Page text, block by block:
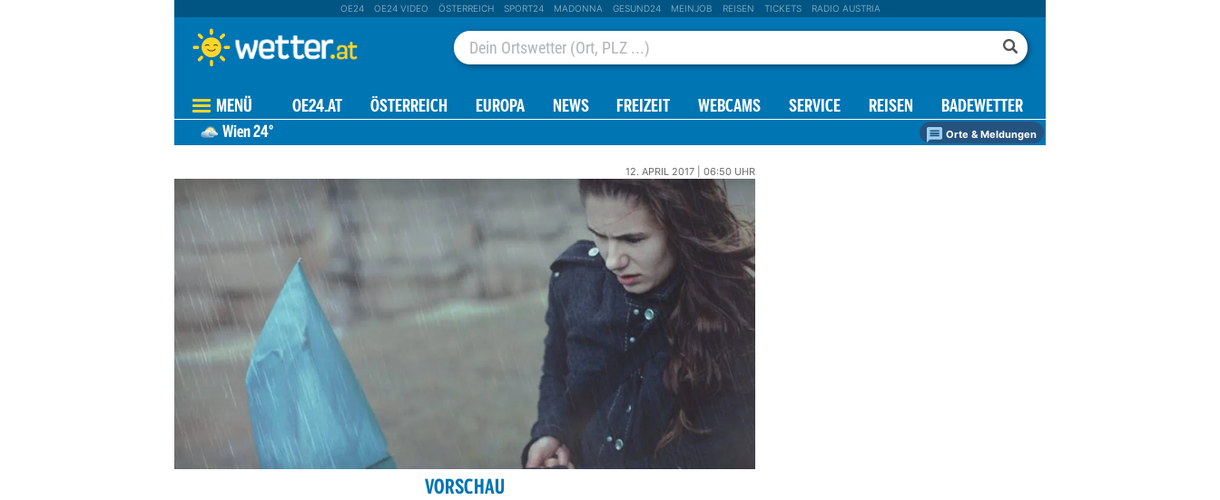
OE24 OE24 VIDEO ÖSTERREICH SPORT24 MADONNA GESUND24 MEINJOB REISEN TICKETS RADIO AUSTRIA
MENÜ OE24.AT ÖSTERREICH EUROPA NEWS FREIZEIT WEBCAMS SERVICE REISEN BADEWETTER
Wien24° Orte & Meldungen
12. APRIL 2017 | 06:50 UHR
VORSCHAU